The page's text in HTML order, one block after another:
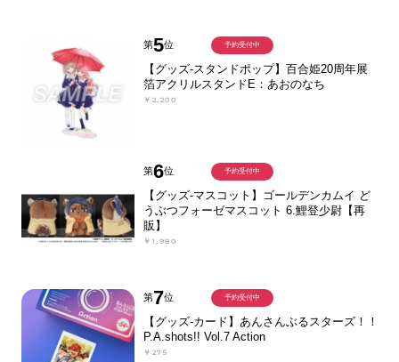
第5位
【グッズ-スタンドポップ】百合姫20周年展
箔アクリルスタンドE：あおのなち
￥2,200
予約受付中
第6位
【グッズ-マスコット】ゴールデンカムイ ど
うぶつフォーゼマスコット 6.鯉登少尉【再
販】
￥1,980
予約受付中
第7位
【グッズ-カード】あんさんぶるスターズ！！
P.A.shots!! Vol.7 Action
￥275
予約受付中